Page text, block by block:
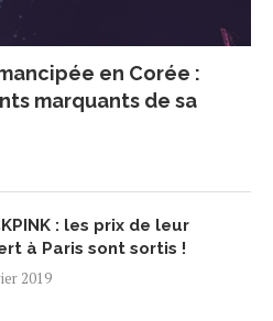
en Corée :
marquants de sa
: les prix de leur
à Paris sont sortis !
2019